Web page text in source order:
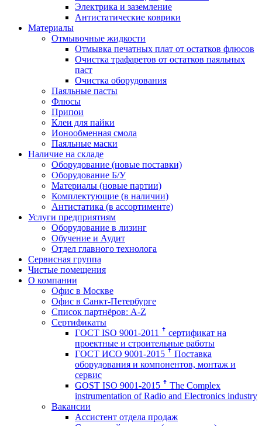
Электрика и заземление
Антистатические коврики
Материалы
Отмывочные жидкости
Отмывка печатных плат от остатков флюсов
Очистка трафаретов от остатков паяльных
паст
Очистка оборудования
Паяльные пасты
Флюсы
Припои
Клеи для пайки
Ионообменная смола
Паяльные маски
Наличие на складе
Оборудование (новые поставки)
Оборудование Б/У
Материалы (новые партии)
Комплектующие (в наличии)
Антистатика (в ассортименте)
Услуги предприятиям
Оборудование в лизинг
Обучение и Аудит
Отдел главного технолога
Сервисная группа
Чистые помещения
О компании
Офис в Москве
Офис в Санкт-Петербурге
Список партнёров: A-Z
Сертификаты
ГОСТ ISO 9001-2011 ꜛ сертификат на
проектные и строительные работы
ГОСТ ИСО 9001-2015 ꜛ Поставка
оборудования и компонентов, монтаж и
сервис
GOST ISO 9001-2015 ꜛ The Complex
instrumentation of Radio and Electronics industry
Вакансии
Ассистент отдела продаж